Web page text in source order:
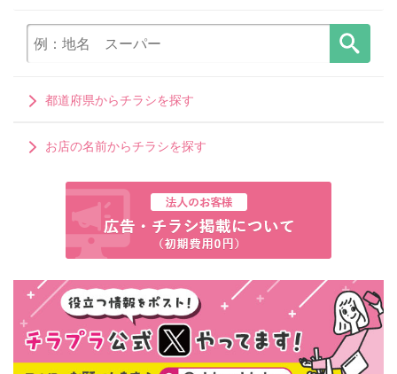
都道府県からチラシを探す
お店の名前からチラシを探す